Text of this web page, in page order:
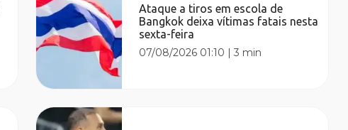
Ataque a tiros em escola de
Bangkok deixa vítimas fatais nesta
sexta-feira
07/08/2026 01:10 |3 min